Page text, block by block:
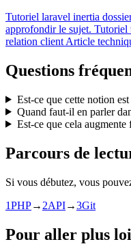
Tutoriel laravel inertia
approfondir le sujet. Tutoriel
relation client Article
Questions
Est-ce que cette notion
Quand faut-il en parler
Est-ce que cela
Parcours de
Si vous débutez, vous
1PHP→ 2API→3Git
Pour aller plus